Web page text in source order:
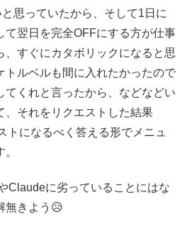
思っていたから、そして1日に
て翌日を完全OFFにする方が仕事
、すぐにカタボリックになると思
トルベルも間に入れたかったので
てくれと言ったから、などなどい
、それをリクエストした結果
トになるべく答える形でメニュ
Claudeに劣っていることにはな
無きよう😥